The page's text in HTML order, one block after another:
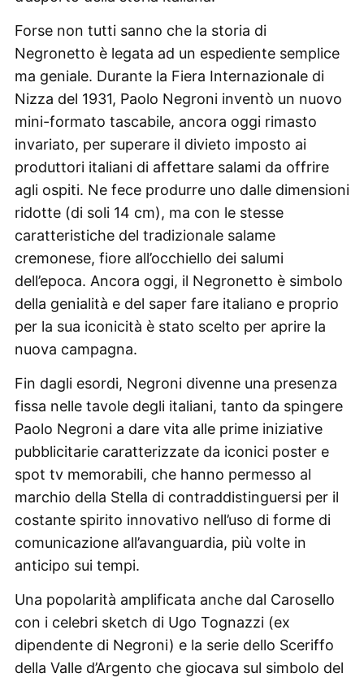
Forse non tutti sanno che la storia di
Negronetto è legata ad un espediente semplice
ma geniale. Durante la Fiera Internazionale di
Nizza del 1931, Paolo Negroni inventò un nuovo
mini-formato tascabile, ancora oggi rimasto
invariato, per superare il divieto imposto ai
produttori italiani di affettare salami da offrire
agli ospiti. Ne fece produrre uno dalle dimensioni
ridotte (di soli 14 cm), ma con le stesse
caratteristiche del tradizionale salame
cremonese, fiore all’occhiello dei salumi
dell’epoca. Ancora oggi, il Negronetto è simbolo
della genialità e del saper fare italiano e proprio
per la sua iconicità è stato scelto per aprire la
nuova campagna.
Fin dagli esordi, Negroni divenne una presenza
fissa nelle tavole degli italiani, tanto da spingere
Paolo Negroni a dare vita alle prime iniziative
pubblicitarie caratterizzate da iconici poster e
spot tv memorabili, che hanno permesso al
marchio della Stella di contraddistinguersi per il
costante spirito innovativo nell’uso di forme di
comunicazione all’avanguardia, più volte in
anticipo sui tempi.
Una popolarità amplificata anche dal Carosello
con i celebri sketch di Ugo Tognazzi (ex
dipendente di Negroni) e la serie dello Sceriffo
della Valle d’Argento che giocava sul simbolo del